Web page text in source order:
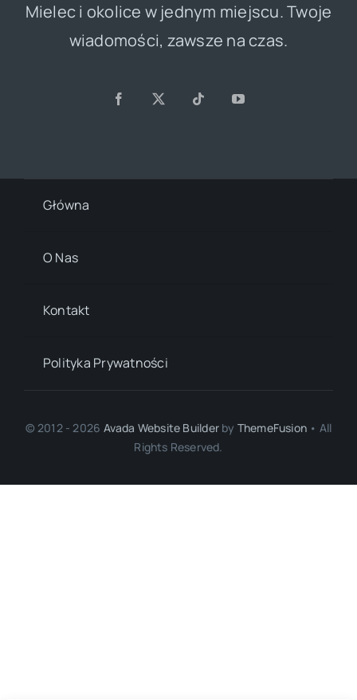
Mielec i okolice w jednym miejscu. Twoje
wiadomości, zawsze na czas.
Główna
O Nas
Kontakt
Polityka Prywatności
© 2012 - 2026 Avada Website Builderby ThemeFusion • All
Rights Reserved.